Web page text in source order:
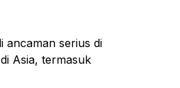
ancaman serius di
Asia, termasuk